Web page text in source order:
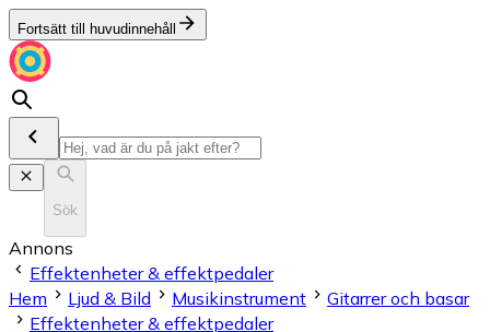
Fortsätt till huvudinnehåll
Sök
Annons
Effektenheter & effektpedaler
Hem
Ljud & Bild Musikinstrument
Gitarrer och basar
Effektenheter & effektpedaler